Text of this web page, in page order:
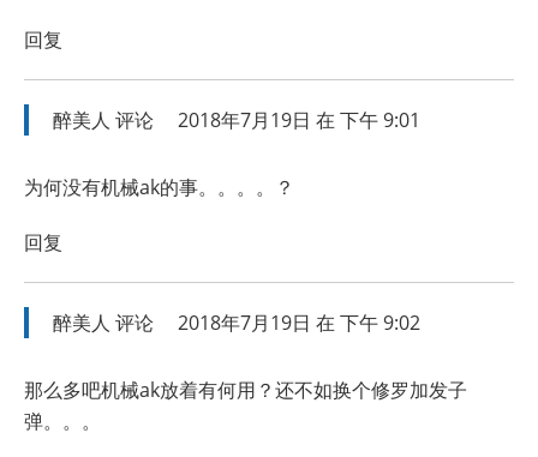
回复
醉美人 评论 2018年7月19日 在 下午 9:01
为何没有机械ak的事。。。。？
回复
醉美人 评论 2018年7月19日 在 下午 9:02
那么多吧机械ak放着有何用？还不如换个修罗加发子
弹。。。